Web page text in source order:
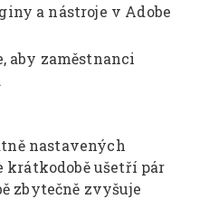
a nástroje v Adobe
aby zaměstnanci
nastavených
krátkodobě ušetří pár
zbytečně zvyšuje